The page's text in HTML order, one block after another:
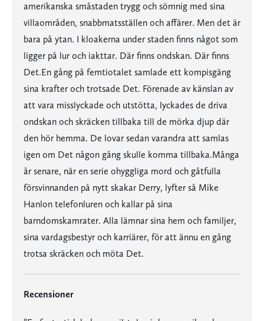
amerikanska småstaden trygg och sömnig med sina
villaområden, snabbmatsställen och affärer. Men det är
bara på ytan. I kloakerna under staden finns något som
ligger på lur och iakttar. Där finns ondskan. Där finns
Det.En gång på femtiotalet samlade ett kompisgäng
sina krafter och trotsade Det. Förenade av känslan av
att vara misslyckade och utstötta, lyckades de driva
ondskan och skräcken tillbaka till de mörka djup där
den hör hemma. De lovar sedan varandra att samlas
igen om Det någon gång skulle komma tillbaka.Många
år senare, när en serie ohyggliga mord och gåtfulla
försvinnanden på nytt skakar Derry, lyfter så Mike
Hanlon telefonluren och kallar på sina
barndomskamrater. Alla lämnar sina hem och familjer,
sina vardagsbestyr och karriärer, för att ännu en gång
trotsa skräcken och möta Det.
Recensioner